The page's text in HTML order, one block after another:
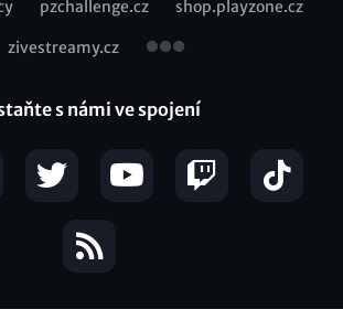
pzchallenge.cz shop.playzone.cz
zivestreamy.cz
s námi ve spojení